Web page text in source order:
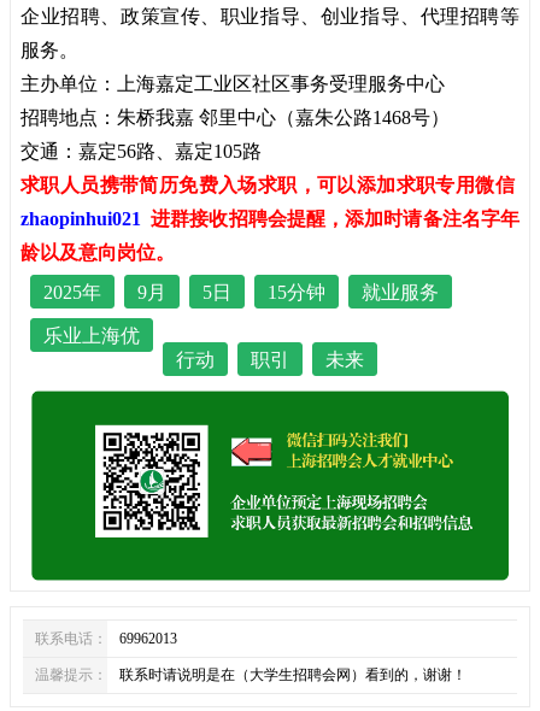
企业招聘、政策宣传、职业指导、创业指导、代理招聘等
服务。
主办单位：上海嘉定工业区社区事务受理服务中心
招聘地点：朱桥我嘉 邻里中心（嘉朱公路1468号）
交通：嘉定56路、嘉定105路
求职人员携带简历免费入场求职，可以添加求职专用微信
zhaopinhui021 进群接收招聘会提醒，添加时请备注名字年
龄以及意向岗位。
2025年
9月 5日 15分钟 就业服务
乐业上海优
行动
职引 未来
联系电话： 69962013
温馨提示： 联系时请说明是在（大学生招聘会网）看到的，谢谢！